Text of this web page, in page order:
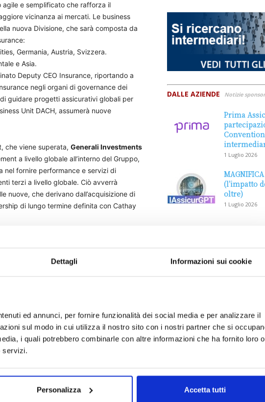
Dettagli Informazioni sui cookie
ed annunci, per fornire funzionalità dei social media e per analizzare il
sul modo in cui utilizza il nostro sito con i nostri partner che si
i quali potrebbero combinarle con altre informazioni che ha fornito loro o
servizi.
Personalizza Accetta tutti
e semplificato che rafforza il
vicinanza ai mercati. Le business
nuova Divisione, che sarà composta da
Germania, Austria, Svizzera.
e Asia.
Deputy CEO Insurance, riportando a
negli organi di governance dei
guidare progetti assicurativi globali per
Unit DACH, assumerà nuove
che viene superata, Generali Investments
a livello globale all’interno del Gruppo,
nel fornire performance e servizi di
terzi a livello globale. Ciò avverrà
nuove, che derivano dall’acquisizione di
di lungo termine definita con Cathay
ruolo di CEO e presidente del
del consiglio di amministrazione di
e CEO di Generali Investments
CEO Gian Maria Mossa, continuerà a
e soluzioni di wealth management.
Marco Sesana, entrerà a far parte
di raggiungere i migliori livelli di
e intelligenza artificiale, automazione
rimane responsabile della definizione
efficacemente tutte le aree di
DALLE AZIENDE Notizie
Prima
1 Luglio 2026
(l’impatto
oltre)
1 Luglio 2026
IL MENSILE
LUGLIO-
Reclami